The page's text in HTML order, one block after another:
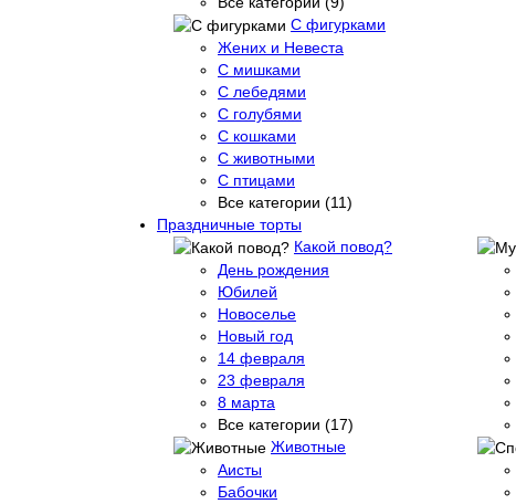
С фигурками
Жених и Невеста
С мишками
С лебедями
С голубями
С кошками
С животными
С птицами
Все категории (11)
Праздничные торты
Какой повод?
День рождения
Юбилей
Новоселье
Новый год
14 февраля
23 февраля
8 марта
Все категории (17)
Животные
Аисты
Бабочки